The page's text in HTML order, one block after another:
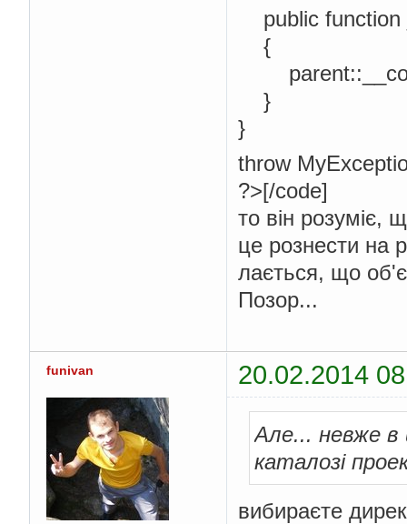
public function
{
}
}
throw
?>[/code]
то він розуміє,
це рознести на
лається, що
Позор...
funivan 20.02.2014
Але... невже
каталозі
вибираєте